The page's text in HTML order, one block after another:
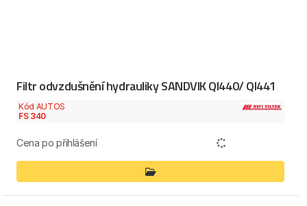
Filtr odvzdušnění hydrauliky SANDVIK QI440/ QI441
Kód AUTOS
FS 340
Cena po přihlášení